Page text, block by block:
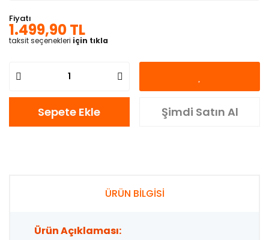
Fiyatı
1.499,90 TL
taksit seçenekleri için tıkla
Sepete Ekle Şimdi Satın Al
ÜRÜN BİLGİSİ
Ürün Açıklaması: